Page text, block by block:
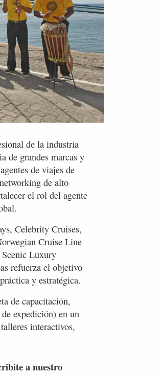
de la industria
de grandes marcas y
de viajes de
de alto
el rol del agente
Celebrity Cruises,
Cruise Line
Scenic Luxury
refuerza el objetivo
y estratégica.
de capacitación,
expedición) en un
interactivos,
a nuestro